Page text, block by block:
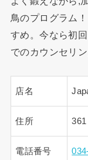
鳥のプログラム
すめ。今なら初
でのカウンセリ
店名
住所 361
電話番号